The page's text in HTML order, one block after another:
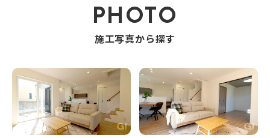
PHOTO
施工写真から探す